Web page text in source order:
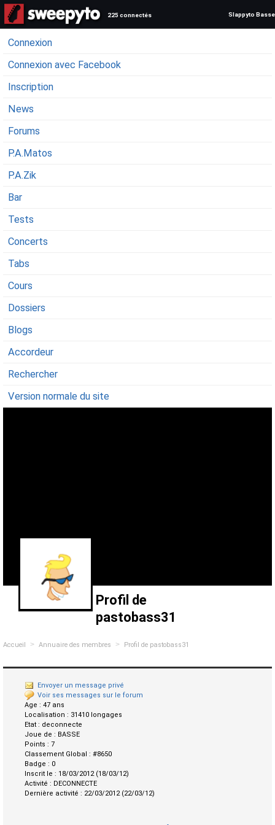
225 connectés Slappyto Basse
Connexion
Connexion avec Facebook
Inscription
News
Forums
P.A.Matos
P.A.Zik
Bar
Tests
Concerts
Tabs
Cours
Dossiers
Blogs
Accordeur
Rechercher
Version normale du site
Profil de
pastobass31
Accueil > Annuaire des membres > Profil de pastobass31
Envoyer un message privé
Voir ses messages sur le forum
Age : 47 ans
Localisation : 31410 longages
Etat : deconnecte
Joue de : BASSE
Points : 7
Classement Global : #8650
Badge : 0
Inscrit le : 18/03/2012 (18/03/12)
Activité : DECONNECTE
Dernière activité : 22/03/2012 (22/03/12)